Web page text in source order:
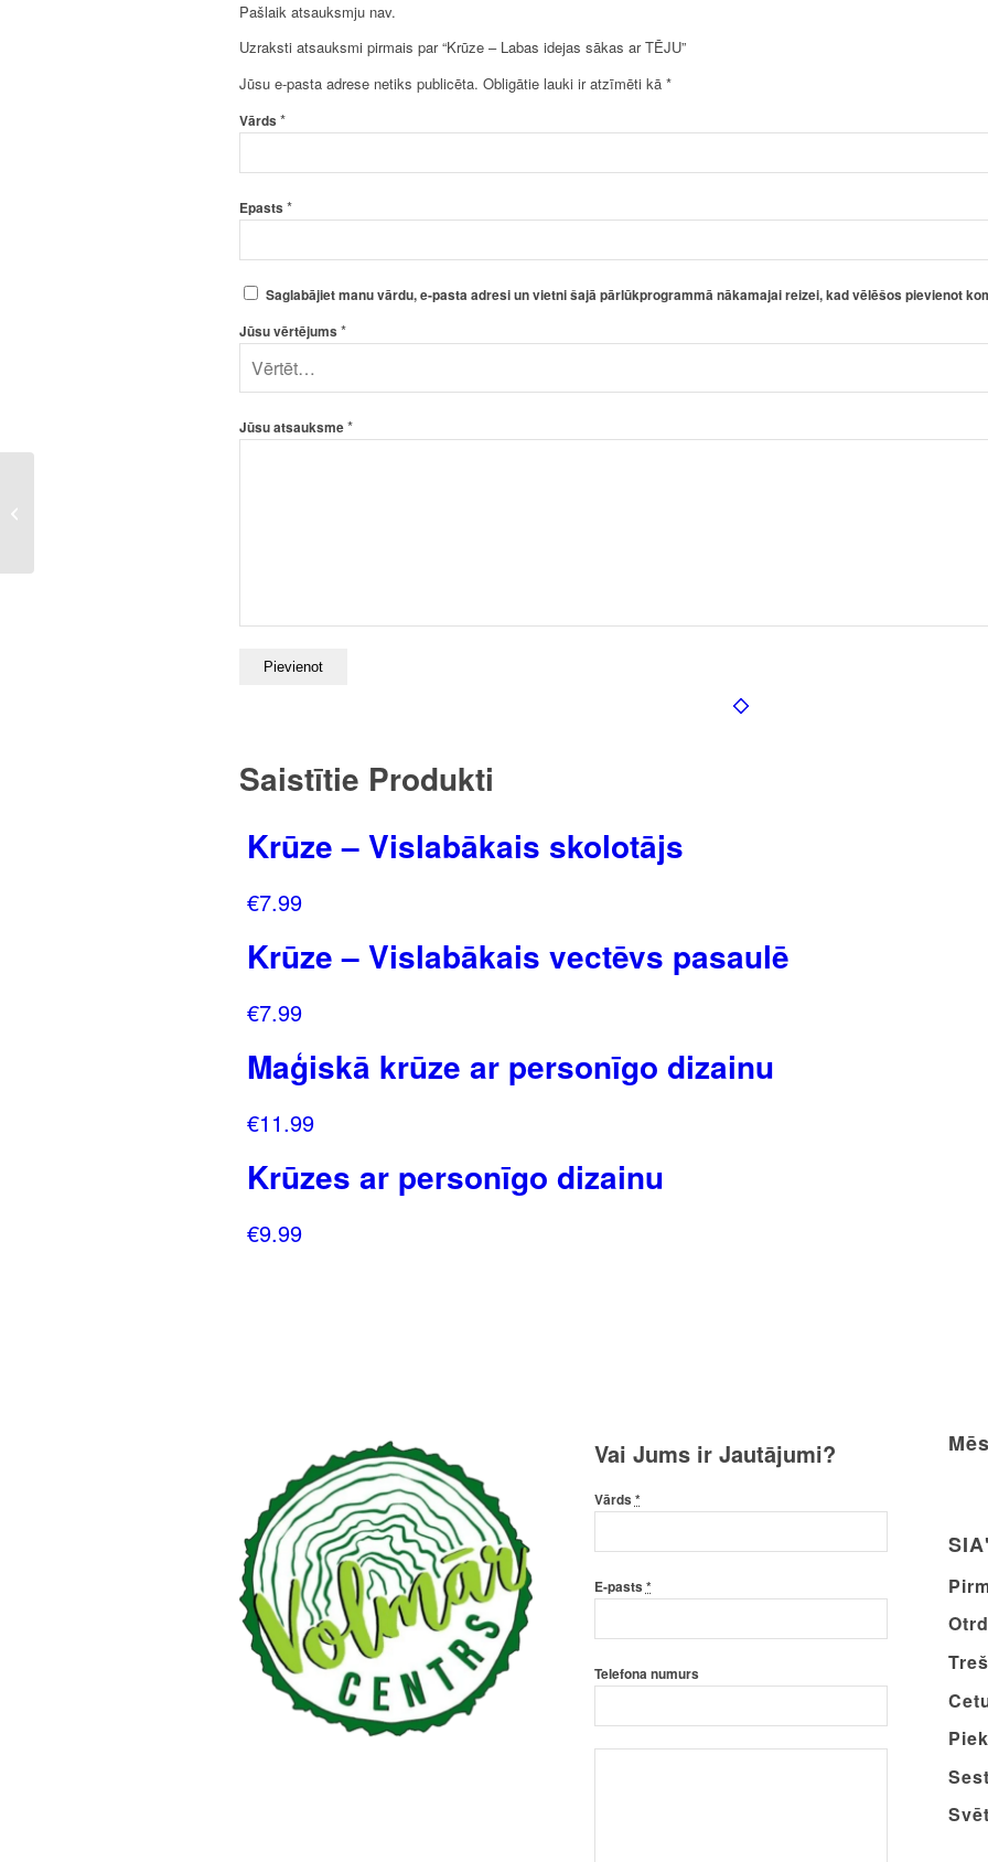
Pašlaik atsauksmju nav.
Uzraksti atsauksmi pirmais par “Krūze – Labas idejas sākas ar TĒJU”
Jūsu e-pasta adrese netiks publicēta. Obligātie lauki ir atzīmēti kā *
Vārds *
Epasts *
Saglabājiet manu vārdu, e-pasta adresi un vietni šajā pārlūkprogrammā nākamajai reizei, kad vēlēšos pievienot
Jūsu vērtējums *
Jūsu atsauksme*
Saistītie Produkti
Krūze – Vislabākais skolotājs
€7.99
Krūze – Vislabākais vectēvs pasaulē
€7.99
Maģiskā krūze ar personīgo dizainu
€11.99
Krūzes ar personīgo dizainu
€9.99
Vai Jums ir Jautājumi?
Vārds *
E-pasts *
Telefona numurs